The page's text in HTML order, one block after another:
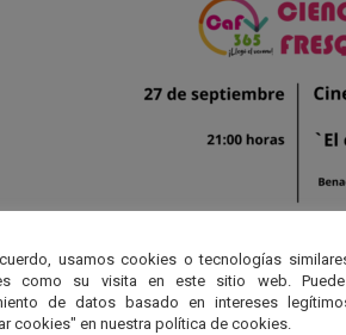
usamos cookies o tecnologías
como su visita en este sitio web.
de datos basado en intereses
cookies" en nuestra política de cookies.